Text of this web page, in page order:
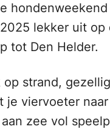
lekker uit op
tot Den Helder.
op strand,
je viervoeter naar
zee vol